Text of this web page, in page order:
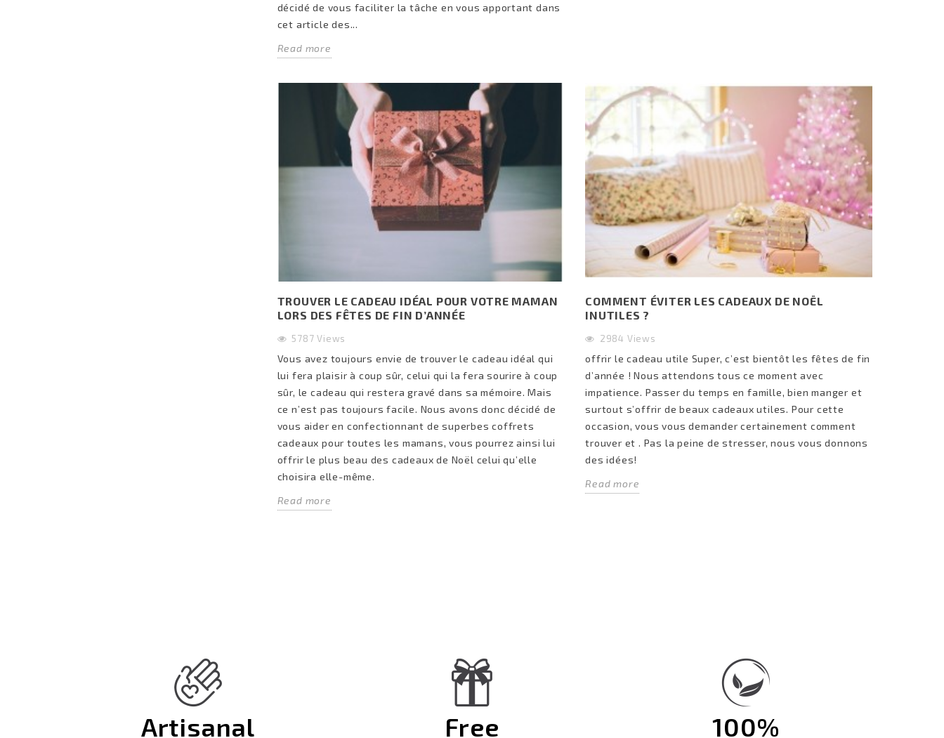
décidé de vous faciliter la tâche en vous apportant dans
cet article des...
Read more
TROUVER LE CADEAU IDÉAL POUR VOTRE MAMAN
LORS DES FÊTES DE FIN D’ANNÉE
5787Views
Vous avez toujours envie de trouver le cadeau idéal qui
lui fera plaisir à coup sûr, celui qui la fera sourire à coup
sûr, le cadeau qui restera gravé dans sa mémoire. Mais
ce n’est pas toujours facile. Nous avons donc décidé de
vous aider en confectionnant de superbes coffrets
cadeaux pour toutes les mamans, vous pourrez ainsi lui
offrir le plus beau des cadeaux de Noël celui qu’elle
choisira elle-même.
Read more
COMMENT ÉVITER LES CADEAUX DE NOËL
INUTILES ?
2984 Views
offrir le cadeau utile Super, c’est bientôt les fêtes de fin
d’année ! Nous attendons tous ce moment avec
impatience. Passer du temps en famille, bien manger et
surtout s’offrir de beaux cadeaux utiles. Pour cette
occasion, vous vous demander certainement comment
trouver et . Pas la peine de stresser, nous vous donnons
des idées!
Read more
Artisanal Free 100%